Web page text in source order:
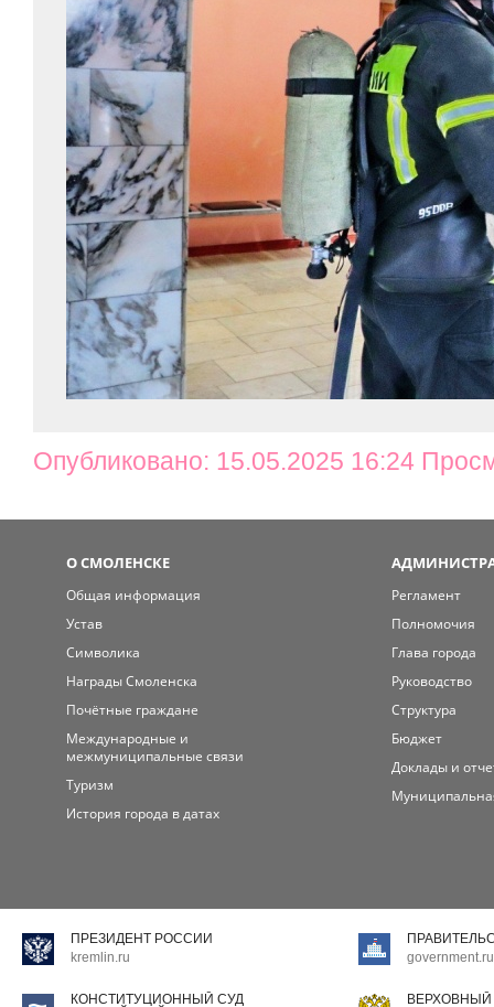
Опубликовано: 15.05.2025 16:24
О СМОЛЕНСКЕ
Общая информация
Устав
Символика
Награды Смоленска
Почётные граждане
Международные и
межмуниципальные связи
Туризм
История города в датах
Регламент
Полномочия
Глава города
Руководство
Структура
Бюджет
Доклады и
ПРЕЗИДЕНТ РОССИИ
kremlin.ru
government.ru
КОНСТИТУЦИОННЫЙ СУД